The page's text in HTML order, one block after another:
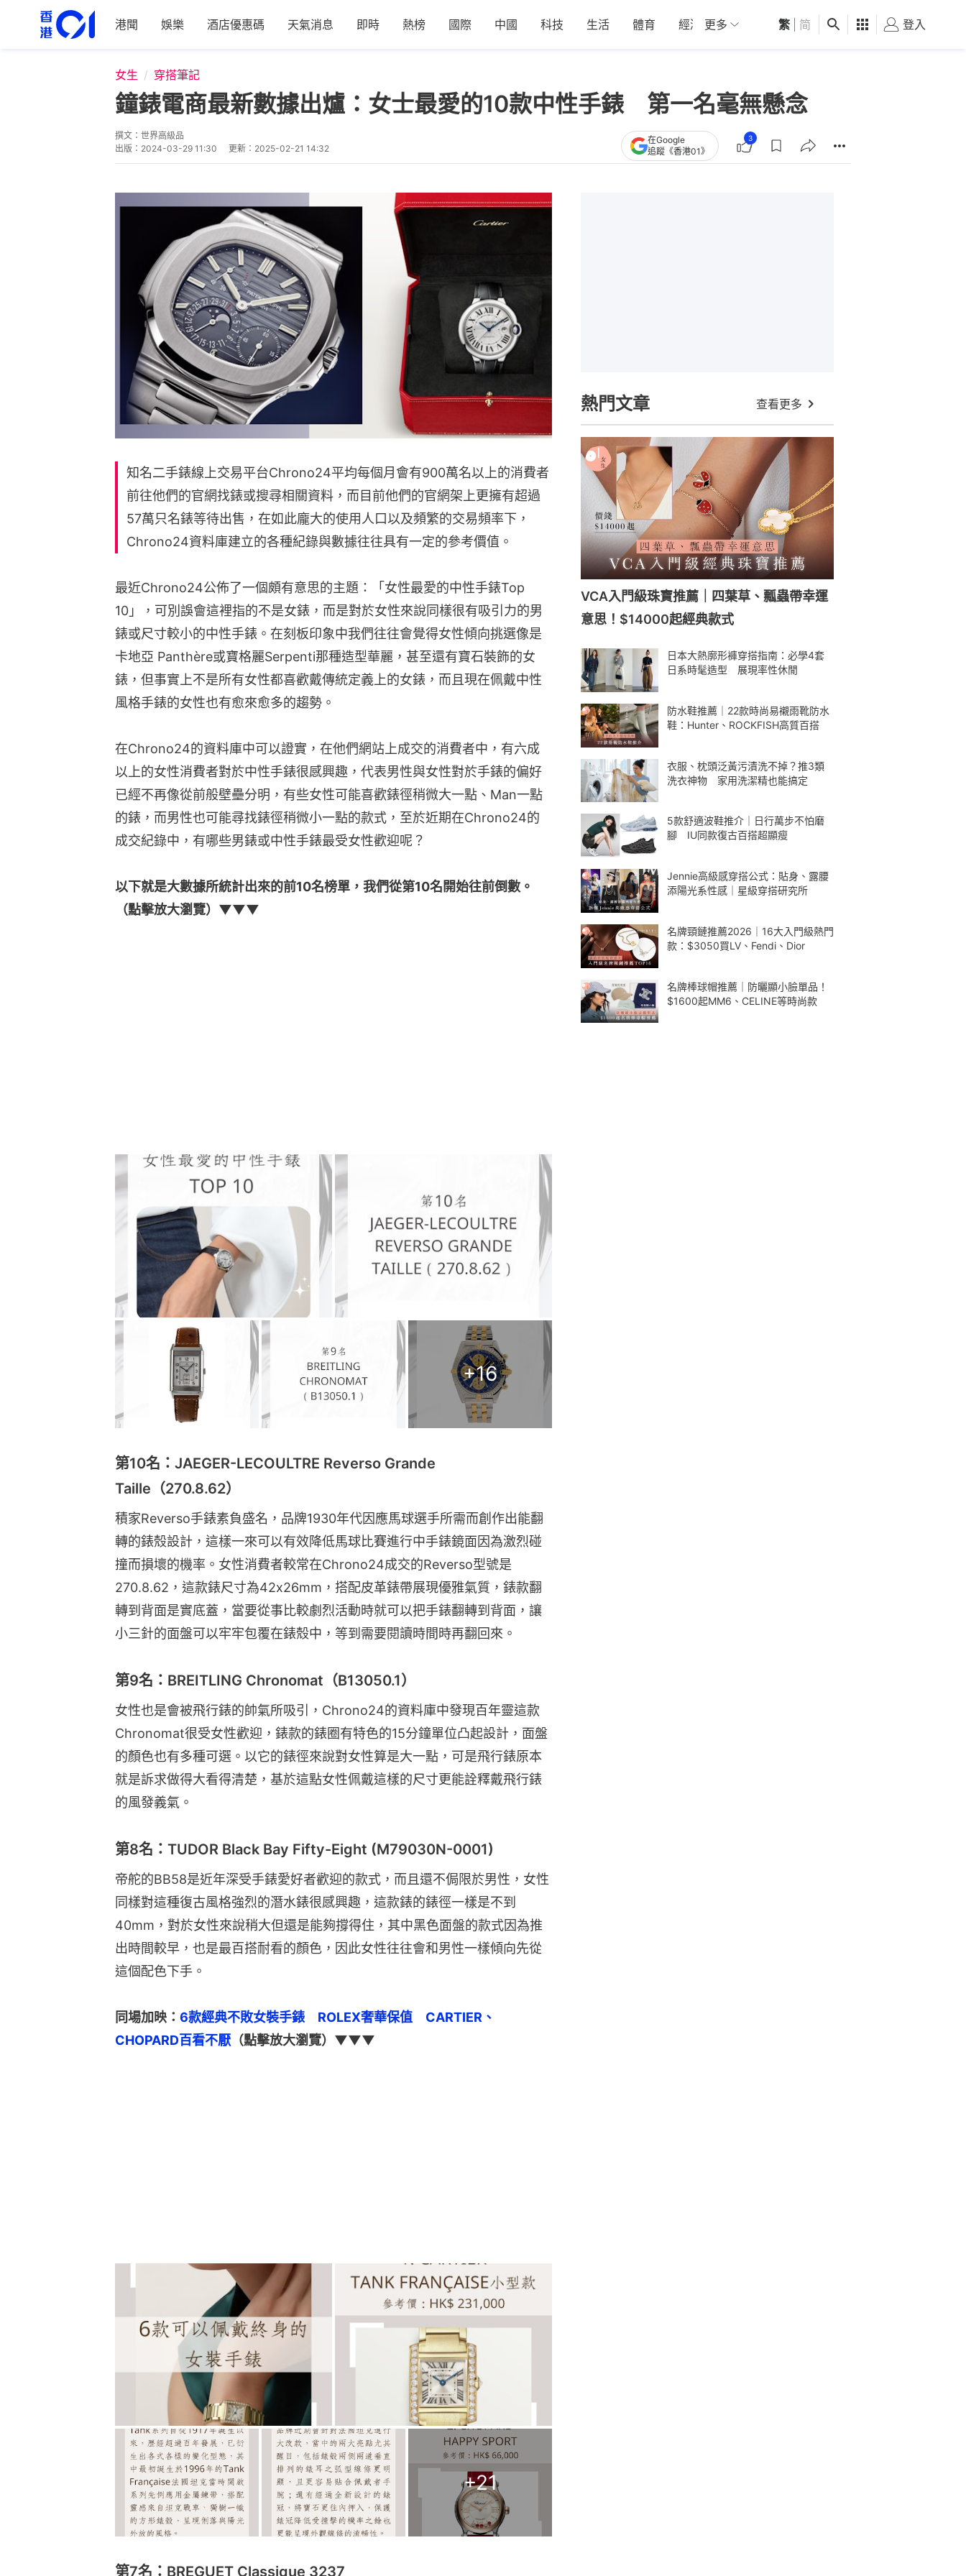
港聞 娛樂 酒店優惠碼 天氣消息 即時 熱榜 國際 中國 科技 生活 體育 經濟 01深圳 觀點 健康 好食玩飛
更多 繁 简 登入
女生 穿搭筆記
鐘錶電商最新數據出爐：女士最愛的10款中性手錶 第一名毫無懸念
撰文： 世界高級品
出版： 2024-03-29 11:30 更新： 2025-02-21 14:32
在Google
追蹤《香港01》
3
知名二手錶線上交易平台Chrono24平均每個月會有900萬名以上的消費者
前往他們的官網找錶或搜尋相關資料，而目前他們的官網架上更擁有超過
57萬只名錶等待出售，在如此龐大的使用人口以及頻繁的交易頻率下，
Chrono24資料庫建立的各種紀錄與數據往往具有一定的參考價值。
最近Chrono24公佈了一個頗有意思的主題：「女性最愛的中性手錶Top
10」，可別誤會這裡指的不是女錶，而是對於女性來說同樣很有吸引力的男
錶或尺寸較小的中性手錶。在刻板印象中我們往往會覺得女性傾向挑選像是
卡地亞 Panthère或寶格麗Serpenti那種造型華麗，甚至還有寶石裝飾的女
錶，但事實上不是所有女性都喜歡戴傳統定義上的女錶，而且現在佩戴中性
風格手錶的女性也有愈來愈多的趨勢。
在Chrono24的資料庫中可以證實，在他們網站上成交的消費者中，有六成
以上的女性消費者對於中性手錶很感興趣，代表男性與女性對於手錶的偏好
已經不再像從前般壁壘分明，有些女性可能喜歡錶徑稍微大一點、Man一點
的錶，而男性也可能尋找錶徑稍微小一點的款式，至於近期在Chrono24的
成交紀錄中，有哪些男錶或中性手錶最受女性歡迎呢？
以下就是大數據所統計出來的前10名榜單，我們從第10名開始往前倒數。
（點擊放大瀏覽）▼▼▼
+16
第10名：JAEGER-LECOULTRE Reverso Grande
Taille（270.8.62）
積家Reverso手錶素負盛名，品牌1930年代因應馬球選手所需而創作出能翻
轉的錶殼設計，這樣一來可以有效降低馬球比賽進行中手錶鏡面因為激烈碰
撞而損壞的機率。女性消費者較常在Chrono24成交的Reverso型號是
270.8.62，這款錶尺寸為42x26mm，搭配皮革錶帶展現優雅氣質，錶款翻
轉到背面是實底蓋，當要從事比較劇烈活動時就可以把手錶翻轉到背面，讓
小三針的面盤可以牢牢包覆在錶殼中，等到需要閱讀時間時再翻回來。
第9名：BREITLING Chronomat（B13050.1）
女性也是會被飛行錶的帥氣所吸引，Chrono24的資料庫中發現百年靈這款
Chronomat很受女性歡迎，錶款的錶圈有特色的15分鐘單位凸起設計，面盤
的顏色也有多種可選。以它的錶徑來說對女性算是大一點，可是飛行錶原本
就是訴求做得大看得清楚，基於這點女性佩戴這樣的尺寸更能詮釋戴飛行錶
的風發義氣。
第8名：TUDOR Black Bay Fifty-Eight (M79030N-0001)
帝舵的BB58是近年深受手錶愛好者歡迎的款式，而且還不侷限於男性，女性
同樣對這種復古風格強烈的潛水錶很感興趣，這款錶的錶徑一樣是不到
40mm，對於女性來說稍大但還是能夠撐得住，其中黑色面盤的款式因為推
出時間較早，也是最百搭耐看的顏色，因此女性往往會和男性一樣傾向先從
這個配色下手。
同場加映： 6款經典不敗女裝手錶　ROLEX奢華保值　CARTIER、
CHOPARD百看不厭 （點擊放大瀏覽）▼▼▼
+21
第7名：BREGUET Classique 3237
熱門文章 查看更多
VCA入門級珠寶推薦｜四葉草、瓢蟲帶幸運
意思！$14000起經典款式
日本大熱廓形褲穿搭指南：必學4套
日系時髦造型 展現率性休閒
防水鞋推薦｜22款時尚易襯雨靴防水
鞋：Hunter、ROCKFISH高質百搭
衣服、枕頭泛黃污漬洗不掉？推3類
洗衣神物 家用洗潔精也能搞定
5款舒適波鞋推介｜日行萬步不怕磨
腳 IU同款復古百搭超顯瘦
Jennie高級感穿搭公式：貼身、露腰
添陽光系性感｜星級穿搭研究所
名牌頸鏈推薦2026｜16大入門級熱門
款：$3050買LV、Fendi、Dior
名牌棒球帽推薦｜防曬顯小臉單品！
$1600起MM6、CELINE等時尚款